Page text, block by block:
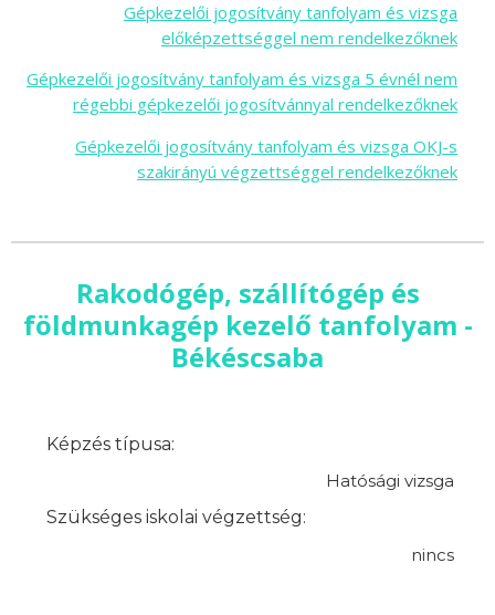
Gépkezelői jogosítvány tanfolyam és vizsga
előképzettséggel nem rendelkezőknek
Gépkezelői jogosítvány tanfolyam és vizsga 5 évnél nem
régebbi gépkezelői jogosítvánnyal rendelkezőknek
Gépkezelői jogosítvány tanfolyam és vizsga OKJ-s
szakirányú végzettséggel rendelkezőknek
Rakodógép, szállítógép és
földmunkagép kezelő tanfolyam -
Békéscsaba
Képzés típusa:
Hatósági vizsga
Szükséges iskolai végzettség:
nincs